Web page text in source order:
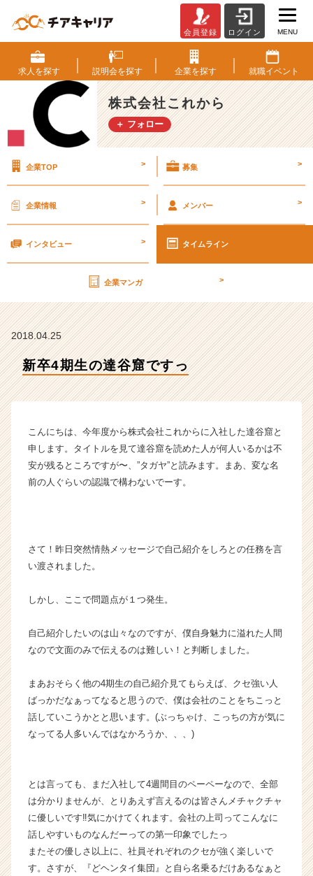
卒
4
期
生
の
達
す
式
れ
か
イ
ム
イ
|
ベ
ン
チ
企
ら
ウ
ト
届
く
就
活
サ
チ
ア
キ
ャ
会員登録 ログイン MENU
求人を探す 説明会を探す 企業を探す 就職イベント
株式会社これから
＋ フォロー
企業TOP > 募集 >
企業情報 > メンバー >
インタビュー > タイムライン
企業マンガ >
2018.04.25
新卒4期生の達谷窟ですっ
こんにちは、今年度から株式会社これからに入社した達谷窟と
申します。タイトルを見て達谷窟を読めた人が何人いるかは不
安が残るところですが〜、”タガヤ”と読みます。まあ、変な名
前の人ぐらいの認識で構わないでーす。
さて！昨日突然情熱メッセージで自己紹介をしろとの任務を言
い渡されました。
しかし、ここで問題点が１つ発生。
自己紹介したいのは山々なのですが、僕自身魅力に溢れた人間
なので文面のみで伝えるのは難しい！と判断しました。
まあおそらく他の4期生の自己紹介見てもらえば、クセ強い人
ばっかだなぁってなると思うので、僕は会社のことをちこっと
話していこうかとと思います。(ぶっちゃけ、こっちの方が気に
なってる人多いんではなかろうか、、、)
とは言っても、まだ入社して4週間目のペーペーなので、全部
は分かりませんが、とりあえず言えるのは皆さんメチャクチャ
に優しいです‼︎気にかけてくれます。会社の上司ってこんなに
話しやすいものなんだーっての第一印象でしたっ
またその優しさ以上に、社員それぞれのクセが強く楽しいで
す。さすが、『どヘンタイ集団』と自ら名乗るだけあるなぁと